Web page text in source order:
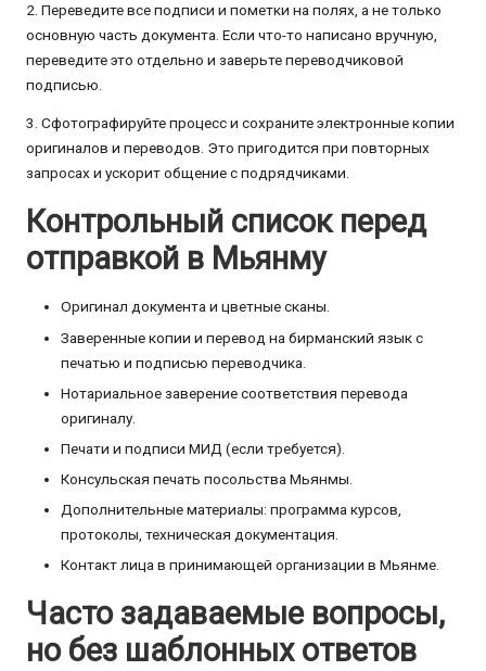
2. Переведите все подписи и пометки на полях, а не только
основную часть документа. Если что-то написано вручную,
переведите это отдельно и заверьте переводчиковой
подписью.
3. Сфотографируйте процесс и сохраните электронные копии
оригиналов и переводов. Это пригодится при повторных
запросах и ускорит общение с подрядчиками.
Контрольный список перед
отправкой в Мьянму
Оригинал документа и цветные сканы.
Заверенные копии и перевод на бирманский язык с
печатью и подписью переводчика.
Нотариальное заверение соответствия перевода
оригиналу.
Печати и подписи МИД (если требуется).
Консульская печать посольства Мьянмы.
Дополнительные материалы: программа курсов,
протоколы, техническая документация.
Контакт лица в принимающей организации в Мьянме.
Часто задаваемые вопросы,
но без шаблонных ответов